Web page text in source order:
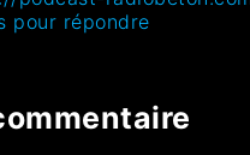
pour répondre